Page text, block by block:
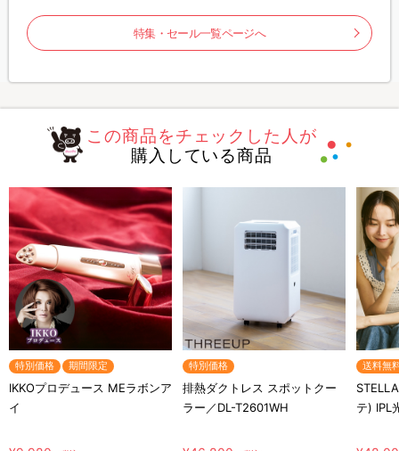
特集・セール一覧ページへ
この商品をチェックした人が
購入している商品
特別価格 期間限定
IKKOプロデュース MEラボンア
イ
特別価格
排熱ダクトレス スポットクー
ラー／DL-T2601WH
送料無
テ) IPL